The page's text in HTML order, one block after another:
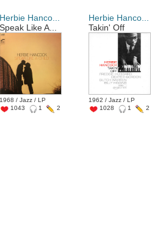
Herbie Hanco...
Speak Like A...
1968 / Jazz / LP
1043
1 2
Herbie Hanco...
Takin' Off
1962 / Jazz / LP
1028
1 2